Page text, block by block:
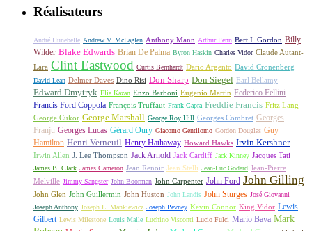
Réalisateurs
André Hunebelle Andrew V. McLaglen Anthony Mann Arthur Penn Bert I. Gordon Billy
Wilder Blake Edwards Brian De Palma Byron Haskin Charles Vidor Claude Autant-
Lara Clint Eastwood Curtis Bernhardt Dario Argento David Cronenberg
David Lean Delmer Daves Dino Risi Don Sharp Don Siegel Earl Bellamy
Edward Dmytryk Elia Kazan Enzo Barboni Eugenio Martín Federico Fellini
Francis Ford Coppola François Truffaut Frank Capra Freddie Francis Fritz Lang
George Cukor George Marshall George Roy Hill Georges Combret Georges
Franju Georges Lucas Gérard Oury Giacomo Gentilomo Gordon Douglas Guy
Hamilton Henri Verneuil Henry Hathaway Howard Hawks Irvin Kershner
Irwin Allen J. Lee Thompson Jack Arnold Jack Cardiff Jack Kinney Jacques Tati
James B. Clark James Cameron Jean Renoir Jean Stelli Jean-Luc Godard Jean-Pierre
Melville Jimmy Sangster John Boorman John Carpenter John Ford John Gilling
John Glen John Guillermin John Huston John Landis John Sturges José Giovanni
Joseph Anthony Joseph L. Mankiewicz Joseph Pevney Kevin Connor King Vidor Lewis
Gilbert Lewis Milestone Louis Malle Luchino Visconti Lucio Fulci Mario Bava Mark